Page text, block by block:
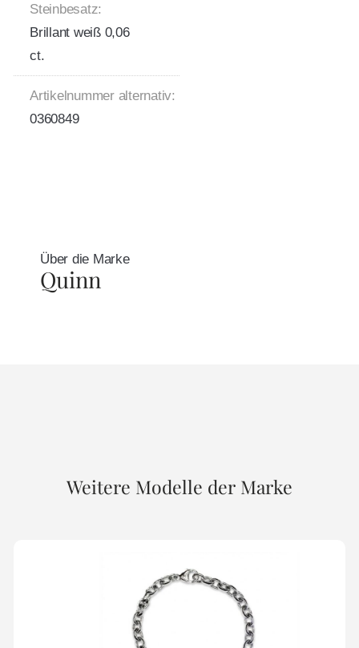
Steinbesatz:
Brillant weiß 0,06
ct.
Artikelnummer alternativ:
0360849
Über die Marke
Quinn
Weitere Modelle der Marke